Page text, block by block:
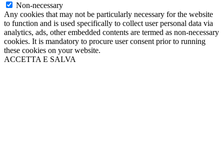
Non-necessary
Any cookies that may not be particularly necessary for the website
to function and is used specifically to collect user personal data via
analytics, ads, other embedded contents are termed as non-necessary
cookies. It is mandatory to procure user consent prior to running
these cookies on your website.
ACCETTA E SALVA